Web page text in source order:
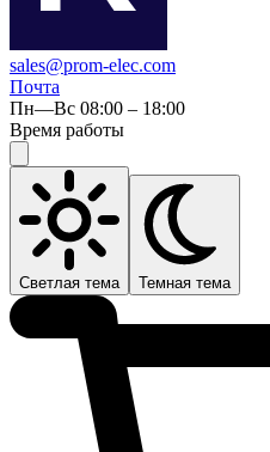
sales@prom-elec.com
Почта
Пн—Вс 08:00 – 18:00
Время работы
Светлая тема Темная тема